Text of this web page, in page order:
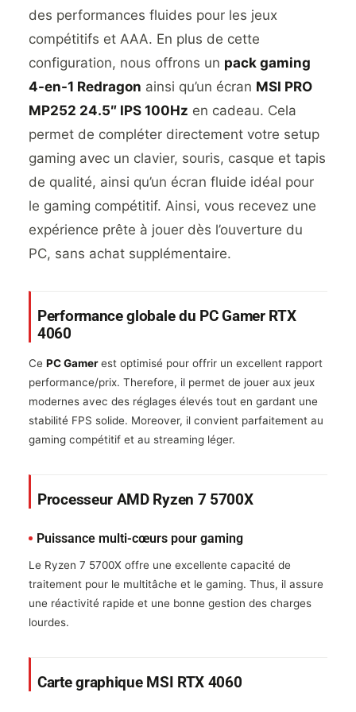
des performances fluides pour les jeux
compétitifs et AAA. En plus de cette
configuration, nous offrons un pack gaming
4-en-1 Redragon ainsi qu’un écran MSI PRO
MP252 24.5″ IPS 100Hz en cadeau. Cela
permet de compléter directement votre setup
gaming avec un clavier, souris, casque et tapis
de qualité, ainsi qu’un écran fluide idéal pour
le gaming compétitif. Ainsi, vous recevez une
expérience prête à jouer dès l’ouverture du
PC, sans achat supplémentaire.
Performance globale du PC Gamer RTX
4060
Ce PC Gamerest optimisé pour offrir un excellent rapport
performance/prix. Therefore, il permet de jouer aux jeux
modernes avec des réglages élevés tout en gardant une
stabilité FPS solide. Moreover, il convient parfaitement au
gaming compétitif et au streaming léger.
Processeur AMD Ryzen 7 5700X
Puissance multi-cœurs pour gaming
Le Ryzen 7 5700X offre une excellente capacité de
traitement pour le multitâche et le gaming. Thus, il assure
une réactivité rapide et une bonne gestion des charges
lourdes.
Carte graphique MSI RTX 4060